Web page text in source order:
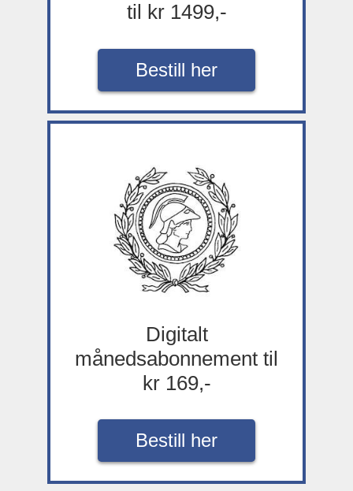
til kr 1499,-
Bestill her
Digitalt
månedsabonnement til
kr 169,-
Bestill her